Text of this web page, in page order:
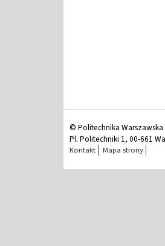
© Politechnika Warszawska
Pl. Politechniki 1, 00-661
Kontakt Mapa strony